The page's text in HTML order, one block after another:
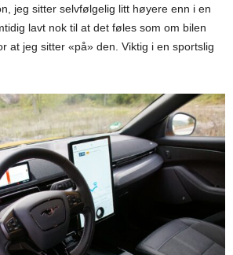
jeg sitter selvfølgelig litt høyere enn i en
lavt nok til at det føles som om bilen
at jeg sitter «på» den. Viktig i en sportslig